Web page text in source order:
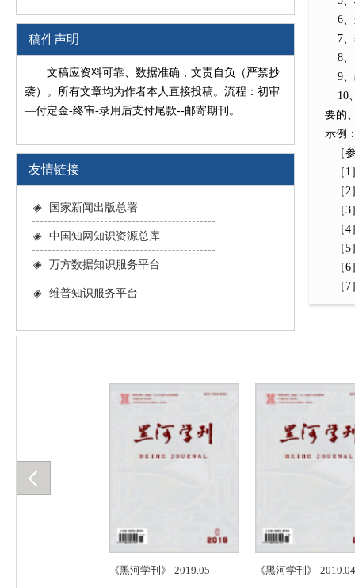
6、
7、
8、
9、
10
要的
示例
［
［1
［2
［3
［4
［5
［6
［7
稿件声明
文稿应资料可靠、数据准确，文责自负（严禁抄
袭）。所有文章均为作者本人直接投稿。流程：初审
—付定金-终审-录用后支付尾款--邮寄期刊。
友情链接
◈ 国家新闻出版总署
◈ 中国知网知识资源总库
◈ 万方数据知识服务平台
◈ 维普知识服务平台
《黑河学刊》-2019.05 《黑河学刊》-2019.04